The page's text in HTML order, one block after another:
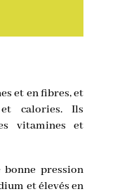
et en fibres, et
calories. Ils
vitamines et
pression
et élevés en